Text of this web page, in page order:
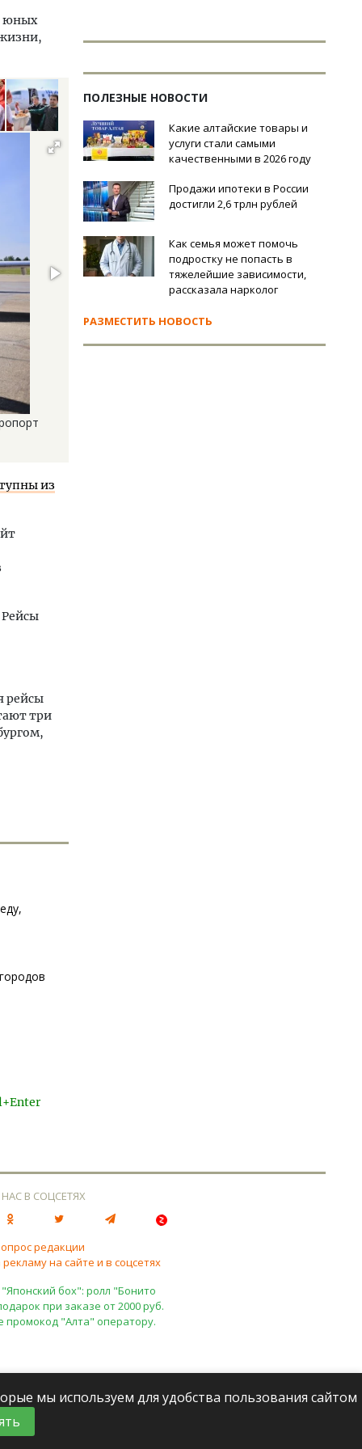
юных
из
рейсы
три
ПОЛЕЗНЫЕ НОВОСТИ
Какие алтайские товары и
услуги стали самыми
качественными в 2026 году
Продажи ипотеки в России
достигли 2,6 трлн рублей
Как семья может помочь
подростку не попасть в
тяжелейшие зависимости,
рассказала нарколог
РАЗМЕСТИТЬ НОВОСТЬ
В СОЦСЕТЯХ
редакции
на сайте и в соцсетях
бох": ролл "Бонито
при заказе от 2000 руб.
промокод "Алта" оператору.
мы используем для удобства пользования сайтом